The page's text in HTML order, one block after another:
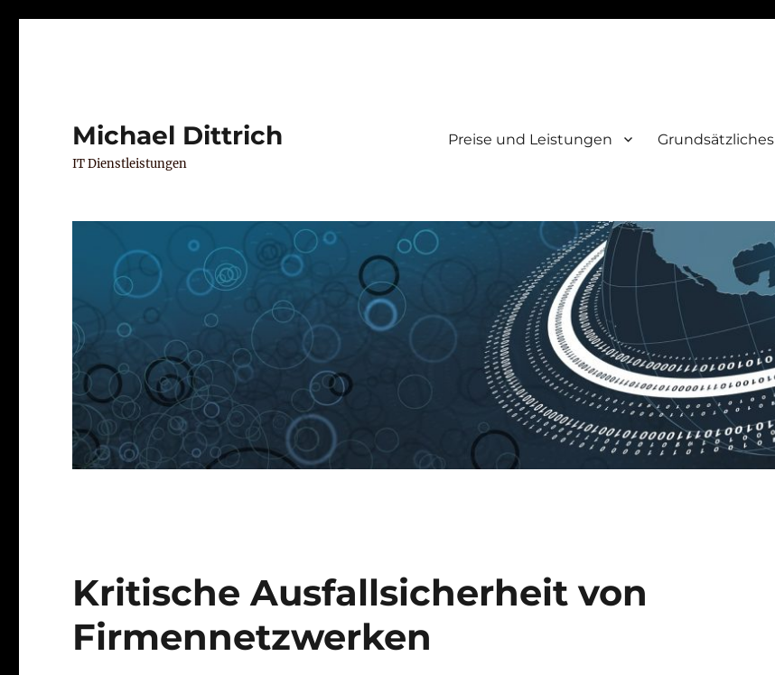
Michael Dittrich
IT Dienstleistungen
Preise und Leistungen Grundsätzliches
Kritische Ausfallsicherheit von
Firmennetzwerken